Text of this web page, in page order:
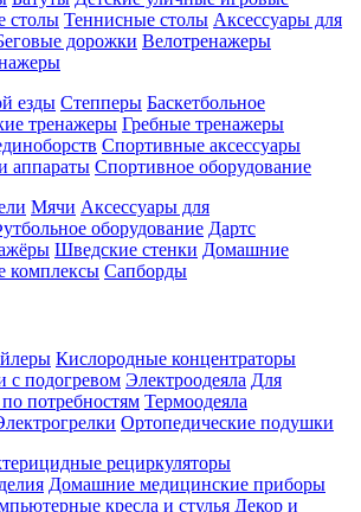
столы Теннисные столы Аксессуары для
дорожки Велотренажеры
езды Степперы Баскетбольное
тренажеры Гребные тренажеры
Спортивные аксессуары
аппараты Спортивное оборудование
Мячи Аксессуары для
оборудование Дартс
Шведские стенки Домашние
комплексы Сапборды
Кислородные концентраторы
с подогревом Электроодеяла Для
потребностям Термоодеяла
Ортопедические подушки
рециркуляторы
Домашние медицинские приборы
кресла и стулья Декор и